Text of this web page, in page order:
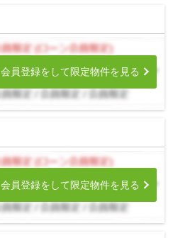
会員登録をして限定物件を見る
会員登録をして限定物件を見る